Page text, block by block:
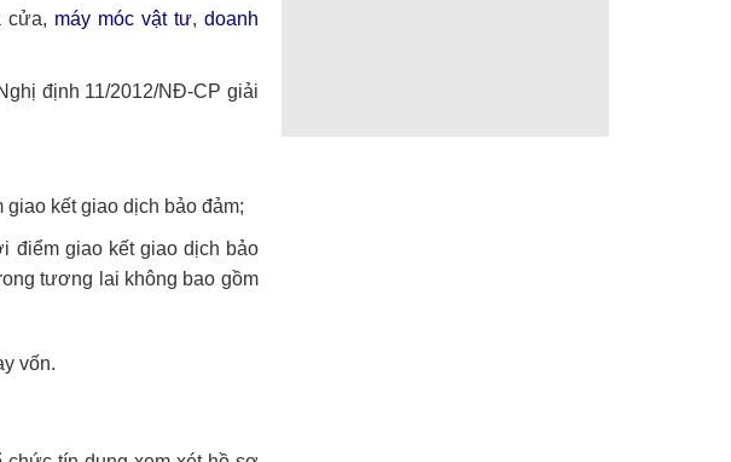
cửa, máy móc vật tư, doanh
định 11/2012/NĐ-CP giải
kết giao dịch bảo đảm;
điểm giao kết giao dịch bảo
tương lai không bao gồm
vốn.